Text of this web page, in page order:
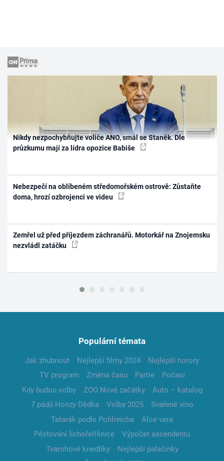
Nikdy nezpochybňujte voliče ANO, smál se Staněk. Dle
průzkumu mají za lídra opozice Babiše
Nebezpečí na oblíbeném středomořském ostrově: Zůstaňte
doma, hrozí ozbrojenci ve videu
Zemřel už před příjezdem záchranářů. Motorkář na Znojemsku
nezvládl zatáčku
Populární témata
Jak zhubnout Nejlepší filmy 2024
Nejlepší horory
TV program
Změna času Partie
Počasí
Kdy budou volby
ZOO Nové začátky
Auto – katalog
7 pádů Honzy Dědka
Volby 2025
Svařené víno
Tatarák podle Pohlreicha
Aloe vera
Pěstování lichořeřišnice
Výpočet ascendentu
Tvarohové knedlíky
Nejlepší palačinky